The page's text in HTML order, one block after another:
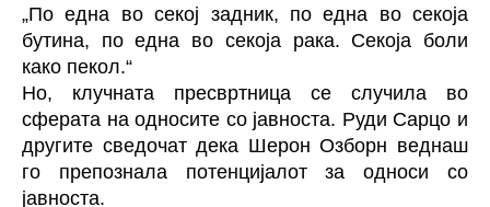
„По една во секој задник, по една во секоја
бутина, по една во секоја рака. Секоја боли
како пекол.“
Но, клучната пресвртница се случила во
сферата на односите со јавноста. Руди Сарцо и
другите сведочат дека Шерон Озборн веднаш
го препознала потенцијалот за односи со
јавноста.